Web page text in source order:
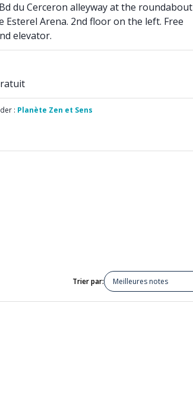
du Cerceron alleyway at the roundabout
Esterel Arena. 2nd floor on the left. Free
elevator.
: Planète Zen et Sens
Trier par: Meilleures notes